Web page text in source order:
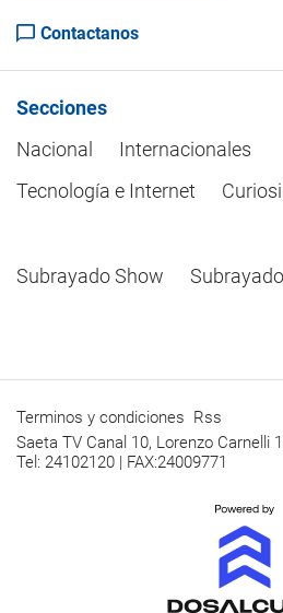
Contactanos
Secciones
Nacional
Internacionales
Tecnología e Internet
Subrayado Show
Terminos y condiciones Rss
Saeta TV Canal 10, Lorenzo Carnelli
Tel: 24102120 | FAX:24009771